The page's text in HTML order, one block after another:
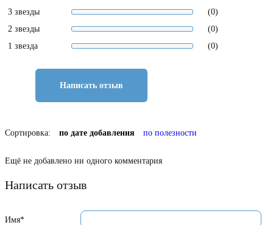
3 звезды
(0)
2 звезды
(0)
1 звезда
(0)
Написать отзыв
Сортировка: по дате добавления по полезности
Ещё не добавлено ни одного комментария
Написать отзыв
Имя*